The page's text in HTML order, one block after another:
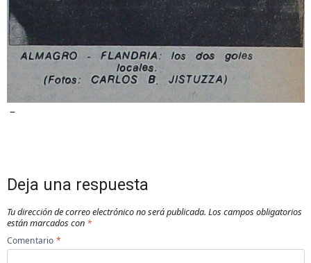
–
Deja una respuesta
Tu dirección de correo electrónico no será publicada. Los campos obligatorios
están marcados con *
Comentario *